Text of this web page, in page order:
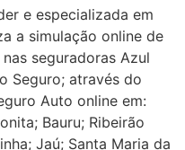
e especializada em
a simulação online de
seguradoras Azul
Seguro; através do
Auto online em:
Bauru; Ribeirão
Jaú; Santa Maria da